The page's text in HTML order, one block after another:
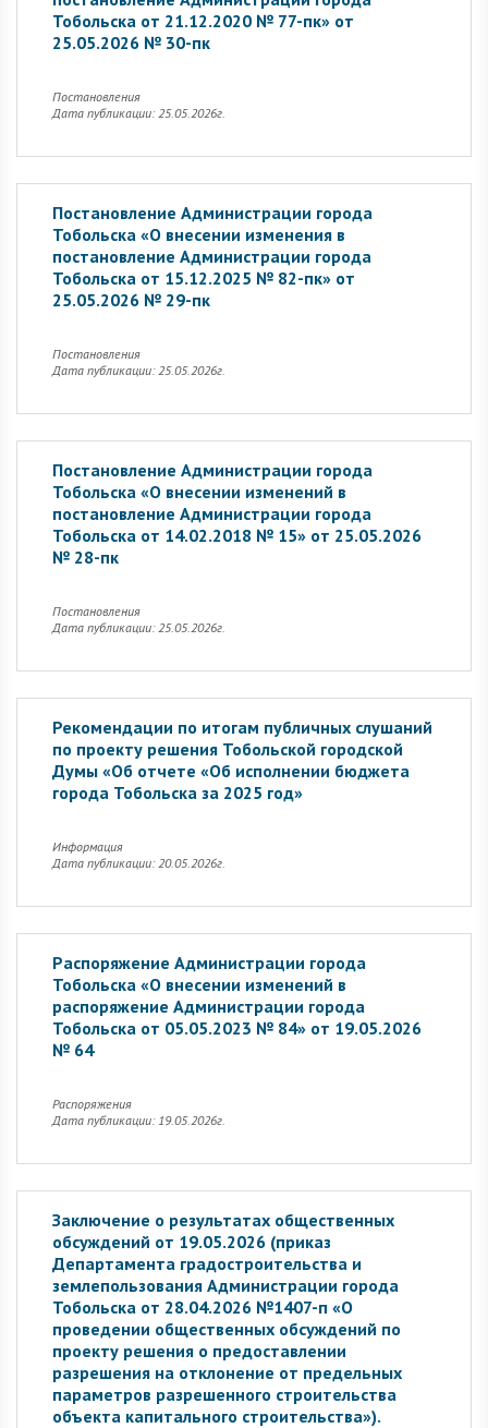
Тобольска от 21.12.2020 № 77-пк» от
25.05.2026 № 30-пк
Постановления
Дата публикации: 25.05.2026г.
Постановление Администрации города
Тобольска «О внесении изменения в
постановление Администрации города
Тобольска от 15.12.2025 № 82-пк» от
25.05.2026 № 29-пк
Постановления
Дата публикации: 25.05.2026г.
Постановление Администрации города
Тобольска «О внесении изменений в
постановление Администрации города
Тобольска от 14.02.2018 № 15» от 25.05.2026
№ 28-пк
Постановления
Дата публикации: 25.05.2026г.
Рекомендации по итогам публичных слушаний
по проекту решения Тобольской городской
Думы «Об отчете «Об исполнении бюджета
города Тобольска за 2025 год»
Информация
Дата публикации: 20.05.2026г.
Распоряжение Администрации города
Тобольска «О внесении изменений в
распоряжение Администрации города
Тобольска от 05.05.2023 № 84» от 19.05.2026
№ 64
Распоряжения
Дата публикации: 19.05.2026г.
Заключение о результатах общественных
обсуждений от 19.05.2026 (приказ
Департамента градостроительства и
землепользования Администрации города
Тобольска от 28.04.2026 №1407-п «О
проведении общественных обсуждений по
проекту решения о предоставлении
разрешения на отклонение от предельных
параметров разрешенного строительства
объекта капитального строительства»).